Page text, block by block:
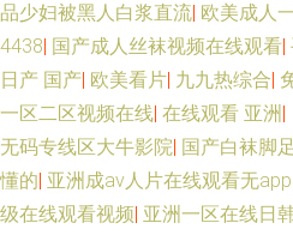
品少妇被黑人白浆直流| 欧美成人
4438| 国产成人丝袜视频在线观看|
日产 国产| 欧美看片| 九九热综合|
一区二区视频在线| 在线观看 亚洲 |
无码专线区大牛影院| 国产白袜脚
懂的| 亚洲成av人片在线观看无app
级在线观看视频| 亚洲一区在线日